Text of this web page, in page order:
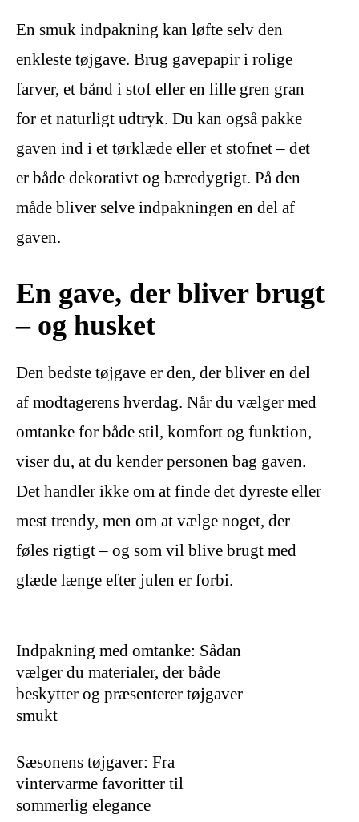
En smuk indpakning kan løfte selv den
enkleste tøjgave. Brug gavepapir i rolige
farver, et bånd i stof eller en lille gren gran
for et naturligt udtryk. Du kan også pakke
gaven ind i et tørklæde eller et stofnet – det
er både dekorativt og bæredygtigt. På den
måde bliver selve indpakningen en del af
gaven.
En gave, der bliver brugt
– og husket
Den bedste tøjgave er den, der bliver en del
af modtagerens hverdag. Når du vælger med
omtanke for både stil, komfort og funktion,
viser du, at du kender personen bag gaven.
Det handler ikke om at finde det dyreste eller
mest trendy, men om at vælge noget, der
føles rigtigt – og som vil blive brugt med
glæde længe efter julen er forbi.
Indpakning med omtanke: Sådan
vælger du materialer, der både
beskytter og præsenterer tøjgaver
smukt
Sæsonens tøjgaver: Fra
vintervarme favoritter til
sommerlig elegance